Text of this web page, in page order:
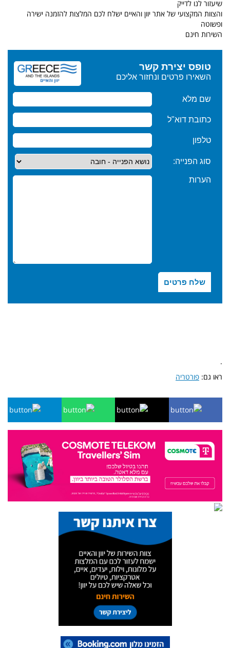
שיעזור לנו לדייק
והצוות המקצועי של אתר יוון והאיים ישלח לכם המלצות להזמנה ישירה
ופשוטה
השירות חינם
.
ראו גם: פורטריה